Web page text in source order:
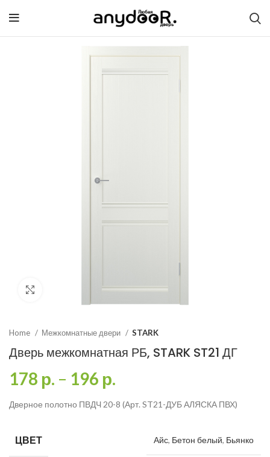
Click to enlarge
Home Межкомнатные двери STARK
Дверь межкомнатная РБ, STARK ST21 ДГ
178 р. – 196 р.
Дверное полотно ПВДЧ 20-8 (Арт. ST21-ДУБ АЛЯСКА ПВХ)
ЦВЕТ Айс, Бетон белый, Бьянко